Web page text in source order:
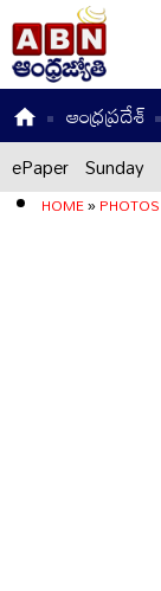
ఆంధ్రప్రదేశ్
ePaper Sunday
HOME»PHOTOS